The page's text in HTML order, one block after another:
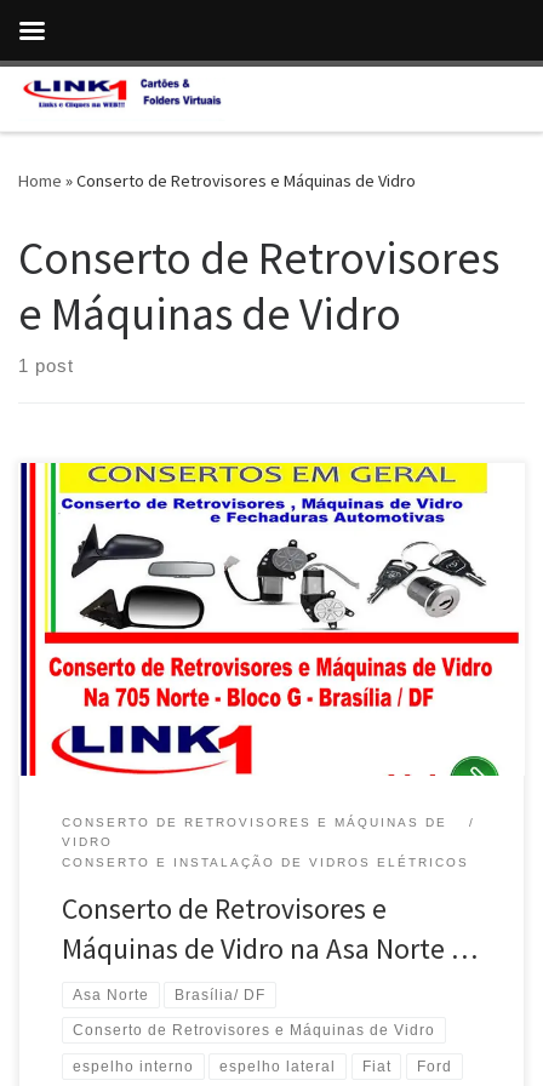
Skip to content
Home »Conserto de Retrovisores e Máquinas de Vidro
Conserto de Retrovisores
e Máquinas de Vidro
1 post
Realce Retrovisores , conserto de máquinas de vidro na Asa
Norte – Brasília / DF Fiat, conserto de máquinas de vidro, Manual
ou Elétrica, 705 Norte – Brasília / DF VW, conserto de máquinas de
vidro, Manual ou Elétrica, 705 Norte – Brasília / DF Chevrolet,
conserto de máquinas de […]
CONSERTO DE RETROVISORES E MÁQUINAS DE
VIDRO
CONSERTO E INSTALAÇÃO DE VIDROS ELÉTRICOS
Conserto de Retrovisores e
Máquinas de Vidro na Asa Norte …
Asa Norte Brasília/ DF
Conserto de Retrovisores e Máquinas de Vidro
espelho interno espelho lateral Fiat Ford